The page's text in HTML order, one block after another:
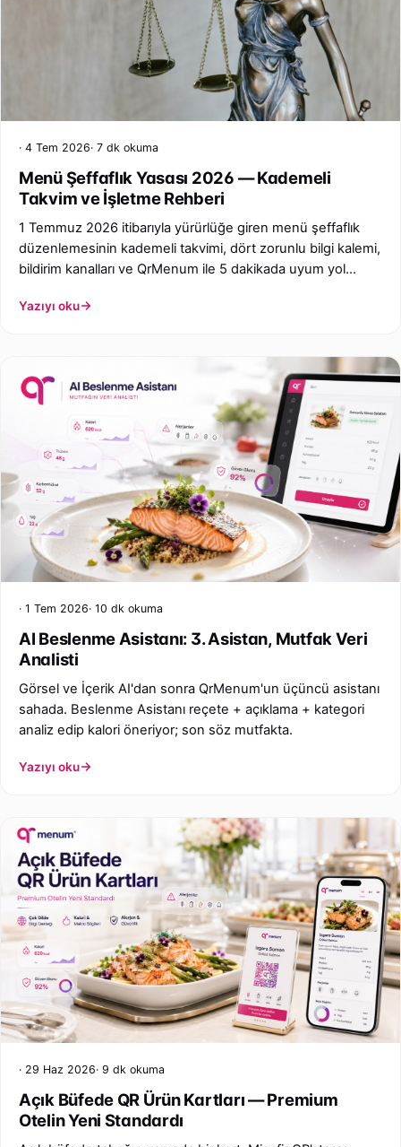
4 Tem 2026 7 dk okuma
Menü Şeffaflık Yasası 2026 — Kademeli
Takvim ve İşletme Rehberi
1 Temmuz 2026 itibarıyla yürürlüğe giren menü şeffaflık
düzenlemesinin kademeli takvimi, dört zorunlu bilgi kalemi,
bildirim kanalları ve QrMenum ile 5 dakikada uyum yol
Yazıyı oku
1 Tem 2026 10 dk okuma
AI Beslenme Asistanı: 3. Asistan, Mutfak Veri
Analisti
Görsel ve İçerik AI'dan sonra QrMenum'un üçüncü asistanı
sahada. Beslenme Asistanı reçete + açıklama + kategori
analiz edip kalori öneriyor; son söz mutfakta.
Yazıyı oku
29 Haz 2026 9 dk okuma
Açık Büfede QR Ürün Kartları — Premium
Otelin Yeni Standardı